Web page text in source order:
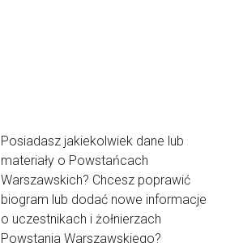
Posiadasz jakiekolwiek dane lub
materiały o Powstańcach
Warszawskich? Chcesz poprawić
biogram lub dodać nowe informacje
o uczestnikach i żołnierzach
Powstania Warszawskiego?